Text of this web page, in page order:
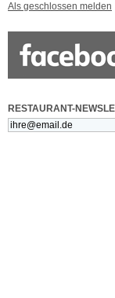
Als geschlossen melden
RESTAURANT-